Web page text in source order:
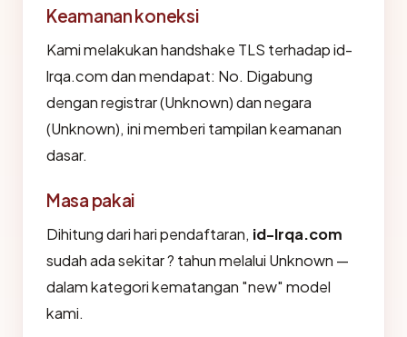
Keamanan koneksi
Kami melakukan handshake TLS terhadap id-
lrqa.com dan mendapat: No. Digabung
dengan registrar (Unknown) dan negara
(Unknown), ini memberi tampilan keamanan
dasar.
Masa pakai
Dihitung dari hari pendaftaran, id-lrqa.com
sudah ada sekitar ? tahun melalui Unknown —
dalam kategori kematangan "new" model
kami.